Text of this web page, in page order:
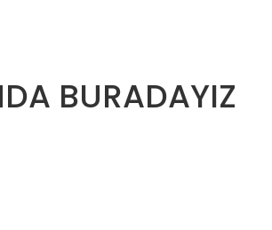
BURADAYIZ